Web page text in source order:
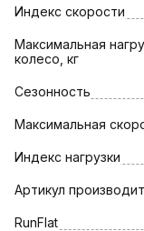
Индекс скорости
Максимальная
колесо, кг
Сезонность
Максимальная
Индекс нагрузки
Артикул
RunFlat